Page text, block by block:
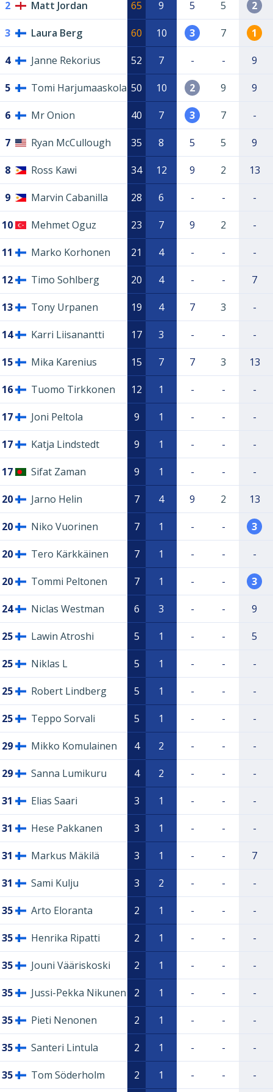
2 Matt Jordan 65 9 5 5 2
3 Laura Berg 60 10 3 7 1
4 Janne Rekorius 52 7 - - 9
5 Tomi Harjumaaskola 50 10 2 9 9
6 Mr Onion 40 7 3 7 -
7 Ryan McCullough 35 8 5 5 9
8 Ross Kawi 34 12 9 2 13
9 Marvin Cabanilla 28 6 - - -
10 Mehmet Oguz 23 7 9 2 -
11 Marko Korhonen 21 4 - - -
12 Timo Sohlberg 20 4 - - 7
13 Tony Urpanen 19 4 7 3 -
14 Karri Liisanantti 17 3 - - -
15 Mika Karenius 15 7 7 3 13
16 Tuomo Tirkkonen 12 1 - - -
17 Joni Peltola 9 1 - - -
17 Katja Lindstedt 9 1 - - -
17 Sifat Zaman 9 1 - - -
20 Jarno Helin 7 4 9 2 13
20 Niko Vuorinen 7 1 - - 3
20 Tero Kärkkäinen 7 1 - - -
20 Tommi Peltonen 7 1 - - 3
24 Niclas Westman 6 3 - - 9
25 Lawin Atroshi 5 1 - - 5
25 Niklas L 5 1 - - -
25 Robert Lindberg 5 1 - - -
25 Teppo Sorvali 5 1 - - -
29 Mikko Komulainen 4 2 - - -
29 Sanna Lumikuru 4 2 - - -
31 Elias Saari 3 1 - - -
31 Hese Pakkanen 3 1 - - -
31 Markus Mäkilä 3 1 - - 7
31 Sami Kulju 3 2 - - -
35 Arto Eloranta 2 1 - - -
35 Henrika Ripatti 2 1 - - -
35 Jouni Vääriskoski 2 1 - - -
35 Jussi-Pekka Nikunen 2 1 - - -
35 Pieti Nenonen 2 1 - - -
35 Santeri Lintula 2 1 - - -
35 Tom Söderholm 2 1 - - -